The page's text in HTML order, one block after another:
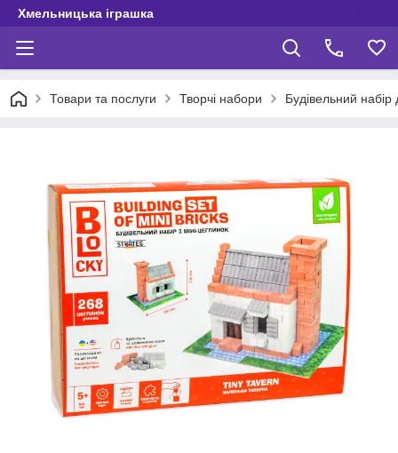
Хмельницька іграшка
Товари та послуги Творчі набори Будівельний